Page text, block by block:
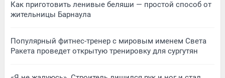
Как приготовить ленивые беляши — простой способ от
жительницы Барнаула
Популярный фитнес-тренер с мировым именем Света
Ракета проведет открытую тренировку для сургутян